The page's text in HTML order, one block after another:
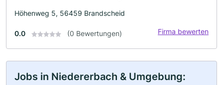
Höhenweg 5, 56459 Brandscheid
0.0 (0 Bewertungen) Firma bewerten
Jobs in Niedererbach & Umgebung: